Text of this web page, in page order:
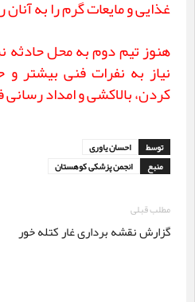
غذایی و مایعات گرم را به
هنوز تیم دوم به محل حادثه
نیاز به نفرات فنی بیشتر
کردن، بالاکشی و امداد
توسط
احسان یاوری
منبع
انجمن پزشکی کوهستان
مطلب قبلی
گزارش نقشه برداری غار کتله خور